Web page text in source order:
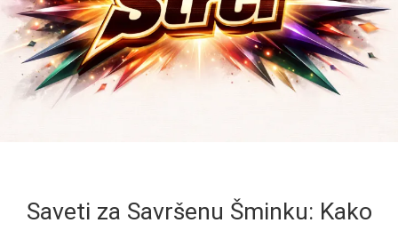
Saveti za Savršenu Šminku: Kako